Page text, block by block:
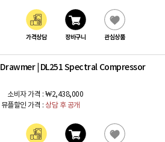
가격상담 장바구니 관심상품
Drawmer DL251 Spectral Compressor
소비자 가격 : ₩2,438,000
뮤플할인 가격 : 상담 후 공개